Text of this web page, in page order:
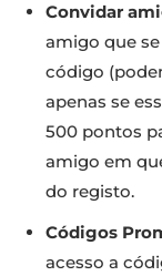
Convidar
amigo que
código
apenas se
500 pontos
amigo em
do registo.
Códigos
acesso a